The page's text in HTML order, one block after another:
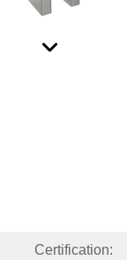
Certification: